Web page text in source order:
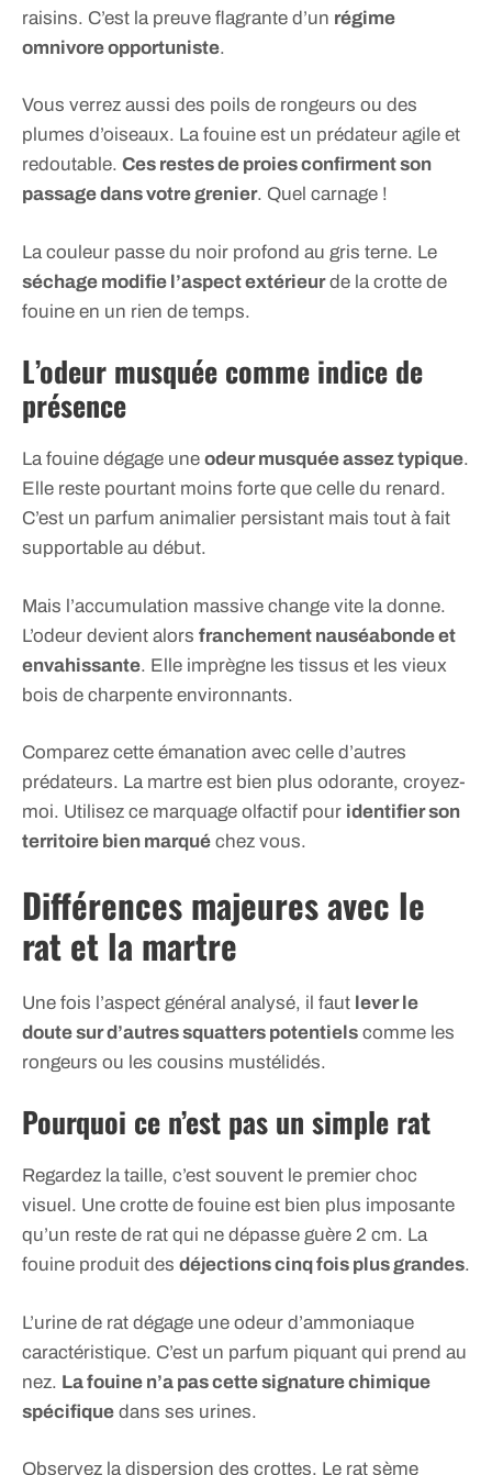
raisins. C’est la preuve flagrante d’un régime
omnivore opportuniste.
Vous verrez aussi des poils de rongeurs ou des
plumes d’oiseaux. La fouine est un prédateur agile et
redoutable. Ces restes de proies confirment son
passage dans votre grenier. Quel carnage !
La couleur passe du noir profond au gris terne. Le
séchage modifie l’aspect extérieurde la crotte de
fouine en un rien de temps.
L’odeur musquée comme indice de
présence
La fouine dégage une odeur musquée assez typique.
Elle reste pourtant moins forte que celle du renard.
C’est un parfum animalier persistant mais tout à fait
supportable au début.
Mais l’accumulation massive change vite la donne.
L’odeur devient alors franchement nauséabonde et
envahissante. Elle imprègne les tissus et les vieux
bois de charpente environnants.
Comparez cette émanation avec celle d’autres
prédateurs. La martre est bien plus odorante, croyez-
moi. Utilisez ce marquage olfactif pour identifier son
territoire bien marqué chez vous.
Différences majeures avec le
rat et la martre
Une fois l’aspect général analysé, il faut lever le
doute sur d’autres squatters potentiels comme les
rongeurs ou les cousins mustélidés.
Pourquoi ce n’est pas un simple rat
Regardez la taille, c’est souvent le premier choc
visuel. Une crotte de fouine est bien plus imposante
qu’un reste de rat qui ne dépasse guère 2 cm. La
fouine produit des déjections cinq fois plus grandes.
L’urine de rat dégage une odeur d’ammoniaque
caractéristique. C’est un parfum piquant qui prend au
nez. La fouine n’a pas cette signature chimique
spécifique dans ses urines.
Observez la dispersion des crottes. Le rat sème